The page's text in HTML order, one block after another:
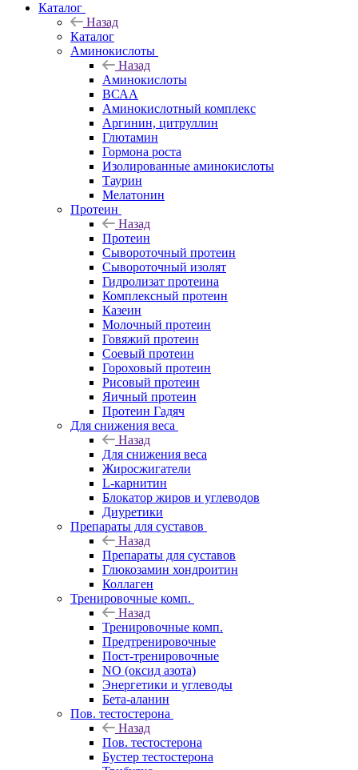
Каталог
Назад
Каталог
Аминокислоты
Назад
Аминокислоты
ВСАА
Аминокислотный комплекс
Аргинин, цитруллин
Глютамин
Гормона роста
Изолированные аминокислоты
Таурин
Мелатонин
Протеин
Назад
Протеин
Сывороточный протеин
Сывороточный изолят
Гидролизат протеина
Комплексный протеин
Казеин
Молочный протеин
Говяжий протеин
Соевый протеин
Гороховый протеин
Рисовый протеин
Яичный протеин
Протеин Гадяч
Для снижения веса
Назад
Для снижения веса
Жиросжигатели
L-карнитин
Блокатор жиров и углеводов
Диуретики
Препараты для суставов
Назад
Препараты для суставов
Глюкозамин хондроитин
Коллаген
Тренировочные комп.
Назад
Тренировочные комп.
Предтренировочные
Пост-тренировочные
NO (оксид азота)
Энергетики и углеводы
Бета-аланин
Пов. тестостерона
Назад
Пов. тестостерона
Бустер тестостерона